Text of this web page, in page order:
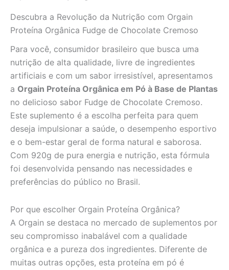
Descubra a Revolução da Nutrição com Orgain
Proteína Orgânica Fudge de Chocolate Cremoso
Para você, consumidor brasileiro que busca uma
nutrição de alta qualidade, livre de ingredientes
artificiais e com um sabor irresistível, apresentamos
a Orgain Proteína Orgânica em Pó à Base de Plantas
no delicioso sabor Fudge de Chocolate Cremoso.
Este suplemento é a escolha perfeita para quem
deseja impulsionar a saúde, o desempenho esportivo
e o bem-estar geral de forma natural e saborosa.
Com 920g de pura energia e nutrição, esta fórmula
foi desenvolvida pensando nas necessidades e
preferências do público no Brasil.
Por que escolher Orgain Proteína Orgânica?
A Orgain se destaca no mercado de suplementos por
seu compromisso inabalável com a qualidade
orgânica e a pureza dos ingredientes. Diferente de
muitas outras opções, esta proteína em pó é